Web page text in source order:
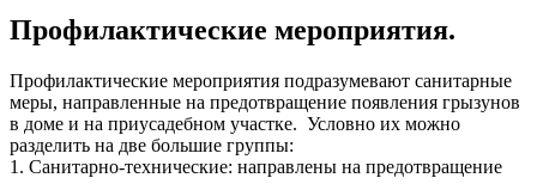
Профилактические мероприятия.
Профилактические мероприятия подразумевают санитарные
меры, направленные на предотвращение появления грызунов
в доме и на приусадебном участке. Условно их можно
разделить на две большие группы:
1. Санитарно-технические: направлены на предотвращение